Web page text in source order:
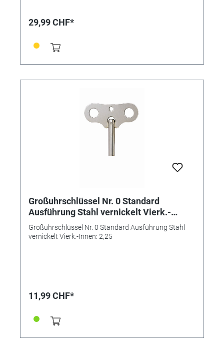
29,99 CHF*
Großuhrschlüssel Nr. 0 Standard
Ausführung Stahl vernickelt Vierk.-
Innen: 2,25
Großuhrschlüssel Nr. 0 Standard Ausführung Stahl
vernickelt Vierk.-Innen: 2,25
11,99 CHF*